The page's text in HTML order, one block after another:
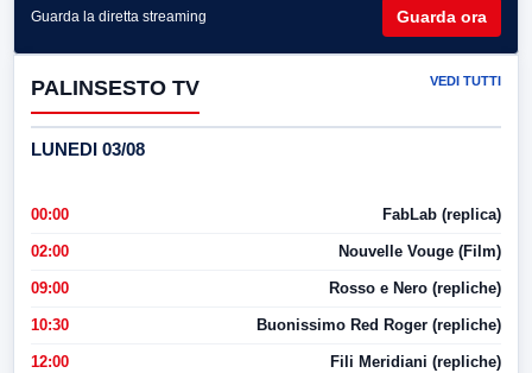
Guarda la diretta streaming Guarda ora
PALINSESTO TV VEDI TUTTI
LUNEDI 03/08
00:00 FabLab (replica)
02:00 Nouvelle Vouge (Film)
09:00 Rosso e Nero (repliche)
10:30 Buonissimo Red Roger (repliche)
12:00 Fili Meridiani (repliche)